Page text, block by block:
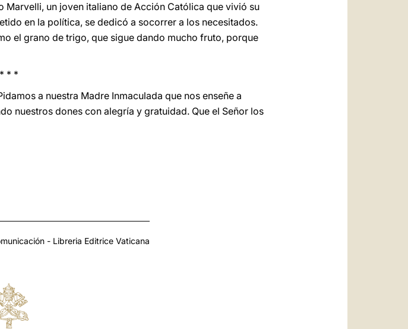
un joven italiano de Acción Católica que vivió su
en la política, se dedicó a socorrer a los necesitados.
el grano de trigo, que sigue dando mucho fruto, porque
* * *
a nuestra Madre Inmaculada que nos enseñe a
nuestros dones con alegría y gratuidad. Que el Señor los
- Libreria Editrice Vaticana